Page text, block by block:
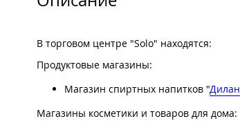
В торговом центре "Solo" находятся:
Продуктовые магазины:
Магазин спиртных напитков "Дилан
Магазины косметики и товаров для дома: